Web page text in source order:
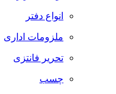
انواع دفتر
ملزومات اداری
تحریر فانتزی
چسب